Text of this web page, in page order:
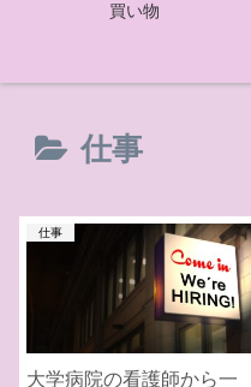
買い物
仕事
仕事
大学病院の看護師から一